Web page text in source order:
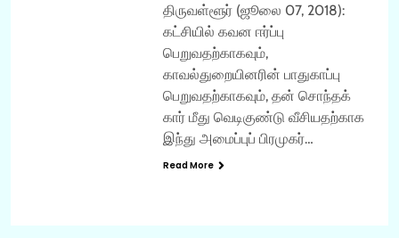
திருவள்ளூர் (ஜூலை 07, 2018):
கட்சியில் கவன ஈர்ப்பு
பெறுவதற்காகவும்,
காவல்துறையினரின் பாதுகாப்பு
பெறுவதற்காகவும், தன் சொந்தக்
கார் மீது வெடிகுண்டு வீசியதற்காக
இந்து அமைப்புப் பிரமுகர்…
Read More